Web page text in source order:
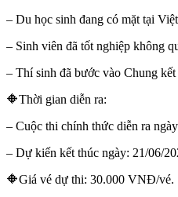
– Du học sinh đang có mặt tại
– Sinh viên đã tốt nghiệp không
– Thí sinh đã bước vào Chung
🔶️Thời gian diễn ra:
– Cuộc thi chính thức diễn ra
– Dự kiến kết thúc ngày: 21/06/
🔶️Giá vé dự thi: 30.000 VNĐ/vé.